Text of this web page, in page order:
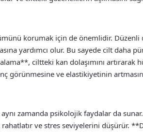
korumak için de önemlidir. Düzenli
yardımcı olur. Bu sayede cilt daha
ciltteki kan dolaşımını artırarak
görünmesine ve elastikiyetinin
zamanda psikolojik faydalar da sunar.
ve stres seviyelerini düşürür.